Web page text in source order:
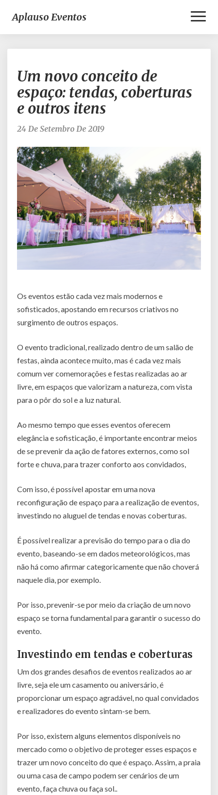
Aplauso Eventos
novo
conceito
de
itens
Um novo conceito de
espaço: tendas, coberturas
e outros itens
24 De Setembro De 2019
Os eventos estão cada vez mais modernos e
sofisticados, apostando em recursos criativos no
surgimento de outros espaços.
O evento tradicional, realizado dentro de um salão de
festas, ainda acontece muito, mas é cada vez mais
comum ver comemorações e festas realizadas ao ar
livre, em espaços que valorizam a natureza, com vista
para o pôr do sol e a luz natural.
Ao mesmo tempo que esses eventos oferecem
elegância e sofisticação, é importante encontrar meios
de se prevenir da ação de fatores externos, como sol
forte e chuva, para trazer conforto aos convidados,
Com isso, é possível apostar em uma nova
reconfiguração de espaço para a realização de eventos,
investindo no aluguel de tendas e novas coberturas.
É possível realizar a previsão do tempo para o dia do
evento, baseando-se em dados meteorológicos, mas
não há como afirmar categoricamente que não choverá
naquele dia, por exemplo.
Por isso, prevenir-se por meio da criação de um novo
espaço se torna fundamental para garantir o sucesso do
evento.
Investindo em tendas e coberturas
Um dos grandes desafios de eventos realizados ao ar
livre, seja ele um casamento ou aniversário, é
proporcionar um espaço agradável, no qual convidados
e realizadores do evento sintam-se bem.
Por isso, existem alguns elementos disponíveis no
mercado como o objetivo de proteger esses espaços e
trazer um novo conceito do que é espaço. Assim, a praia
ou uma casa de campo podem ser cenários de um
evento, faça chuva ou faça sol..